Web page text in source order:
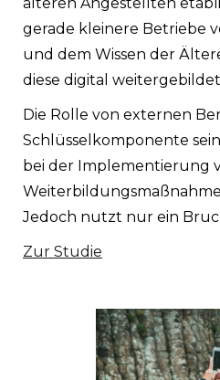
gerade kleinere Betriebe
und dem Wissen der
diese digital
Die Rolle von externen
Schlüsselkomponente
bei der Implementierung
Jedoch nutzt nur ein
Zur Studie